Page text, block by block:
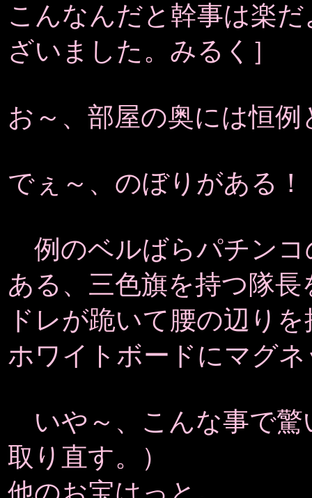
こんなんだと幹事は楽
ざいました。みるく］
お～、部屋の奥には恒
でぇ～、のぼりがある！
例のベルばらパチンコ
ある、三色旗を持つ隊長
ドレが跪いて腰の辺り
ホワイトボードにマグ
いや～、こんな事で驚
取り直す。）